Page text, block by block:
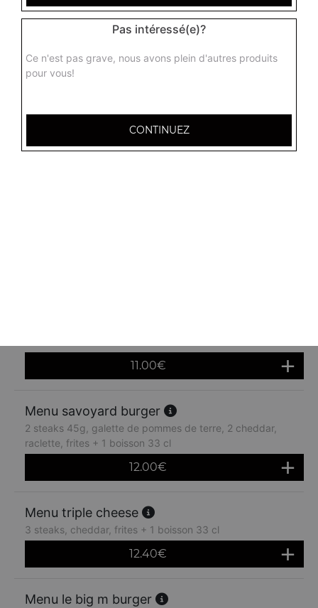
Menu végétarien burger
Aubergines, poivrons, champignons, frites + 1 boisson 33
9.50€
Steak 90 gr, double bacon de dinde grillé, cornichons,
11.00€
Menu savoyard burger
2 steaks 45g, galette de pommes de terre, 2 cheddar,
raclette, frites + 1 boisson 33 cl
12.00€
Menu triple cheese
3 steaks, cheddar, frites + 1 boisson 33 cl
12.40€
Menu le big m burger
Pas intéressé(e)?
Ce n'est pas grave, nous avons plein d'autres produits
pour vous!
CONTINUEZ